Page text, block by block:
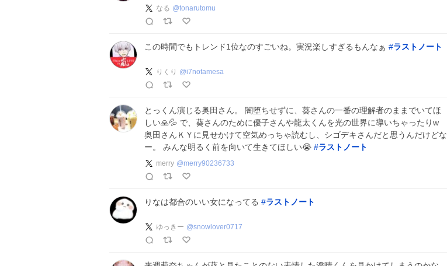
なる @tonarutomu
この時間でもトレンド1位なのすごいね。実況楽しすぎるもんなぁ #ラストノート
りくり @i7notamesa
とっくん演じる奥田さん。 闇堕ちせずに、葵さんの一番の理解者のままでいてほ
しい🙏💦 で、葵さんのために優子さんや龍太くんを光の世界に導いちゃったりw
奥田さんＫＹに見せかけて空気めっちゃ読むし、シゴデキさんだと思うんだけどな
ー。 みんな明るく前を向いて生きてほしい😭 #ラストノート
merry @merry90236733
りなは都合のいい女になってる #ラストノート
ゆっきー @snowlover0717